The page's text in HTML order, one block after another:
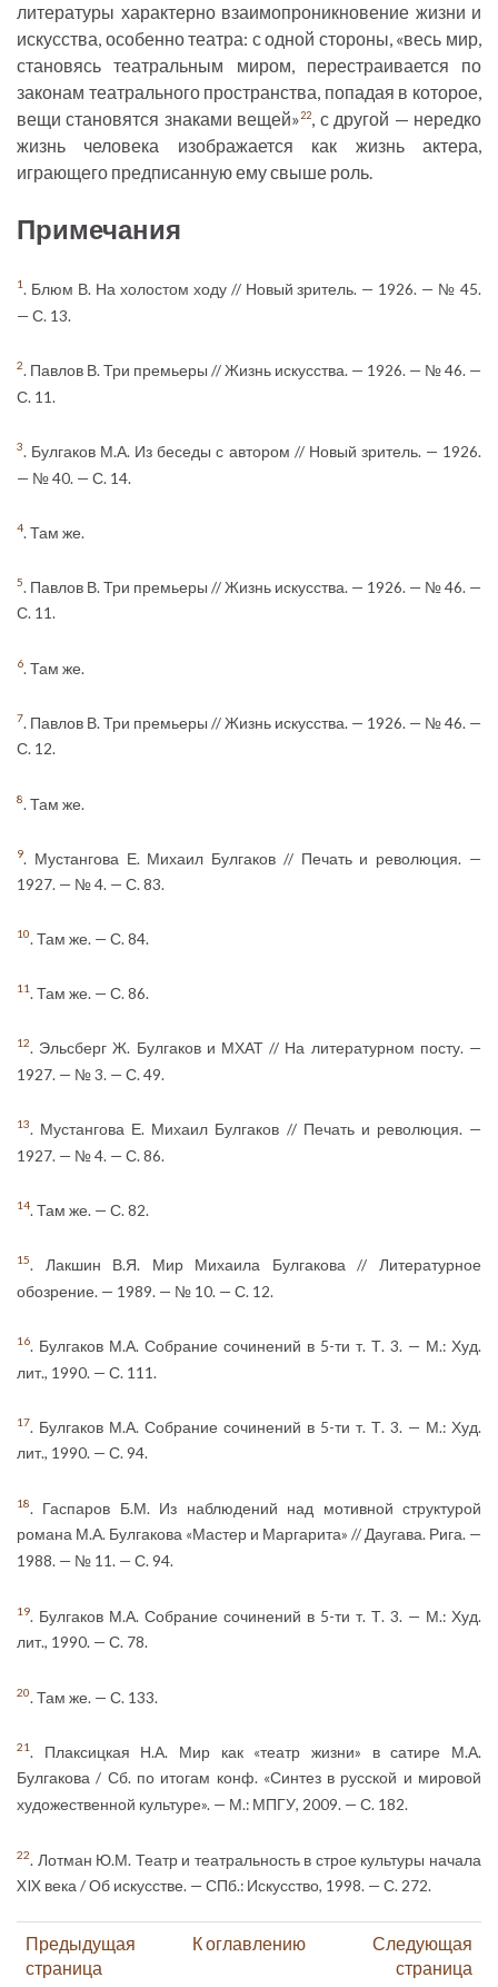
литературы характерно взаимопроникновение жизни и
искусства, особенно театра: с одной стороны, «весь мир,
становясь театральным миром, перестраивается по
законам театрального пространства, попадая в которое,
вещи становятся знаками вещей»22, с другой — нередко
жизнь человека изображается как жизнь актера,
играющего предписанную ему свыше роль.
Примечания
1. Блюм В. На холостом ходу // Новый зритель. — 1926. — № 45.
— С. 13.
2. Павлов В. Три премьеры // Жизнь искусства. — 1926. — № 46. —
С. 11.
3. Булгаков М.А. Из беседы с автором // Новый зритель. — 1926.
— № 40. — С. 14.
4. Там же.
5. Павлов В. Три премьеры // Жизнь искусства. — 1926. — № 46. —
С. 11.
6. Там же.
7. Павлов В. Три премьеры // Жизнь искусства. — 1926. — № 46. —
С. 12.
8 . Там же.
9
. Мустангова Е. Михаил Булгаков // Печать и революция. —
1927. — № 4. — С. 83.
10. Там же. — С. 84.
11. Там же. — С. 86.
12. Эльсберг Ж. Булгаков и МХАТ // На литературном посту. —
1927. — № 3. — С. 49.
13. Мустангова Е. Михаил Булгаков // Печать и революция. —
1927. — № 4. — С. 86.
14. Там же. — С. 82.
15. Лакшин В.Я. Мир Михаила Булгакова // Литературное
обозрение. — 1989. — № 10. — С. 12.
16. Булгаков М.А. Собрание сочинений в 5-ти т. Т. 3. — М.: Худ.
лит., 1990. — С. 111.
17. Булгаков М.А. Собрание сочинений в 5-ти т. Т. 3. — М.: Худ.
лит., 1990. — С. 94.
18. Гаспаров Б.М. Из наблюдений над мотивной структурой
романа М.А. Булгакова «Мастер и Маргарита» // Даугава. Рига. —
1988. — № 11. — С. 94.
19. Булгаков М.А. Собрание сочинений в 5-ти т. Т. 3. — М.: Худ.
лит., 1990. — С. 78.
20 . Там же. — С. 133.
21
. Плаксицкая Н.А. Мир как «театр жизни» в сатире М.А.
Булгакова / Сб. по итогам конф. «Синтез в русской и мировой
художественной культуре». — М.: МПГУ, 2009. — С. 182.
22
. Лотман Ю.М. Театр и театральность в строе культуры начала
XIX века / Об искусстве. — СПб.: Искусство, 1998. — С. 272.
Предыдущая
страница
К оглавлению
Следующая
страница